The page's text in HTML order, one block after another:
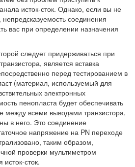
исток-сток. Однако, если вы не
непредсказуемость соединения
вас при определении назначения
следует придерживаться при
является вставка
перед тестированием в
(материал, используемый для
электронных
пенопласта будет обеспечивать
между всеми выводами транзистора,
в него. Это соединение
напряжение на PN переходе
таким образом,
проверки мультиметром
исток-сток.